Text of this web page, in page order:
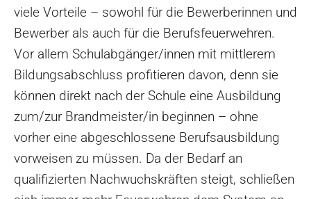
viele Vorteile – sowohl für die Bewerberinnen und
Bewerber als auch für die Berufsfeuerwehren.
Vor allem Schulabgänger/innen mit mittlerem
Bildungsabschluss profitieren davon, denn sie
können direkt nach der Schule eine Ausbildung
zum/zur Brandmeister/in beginnen – ohne
vorher eine abgeschlossene Berufsausbildung
vorweisen zu müssen. Da der Bedarf an
qualifizierten Nachwuchskräften steigt, schließen